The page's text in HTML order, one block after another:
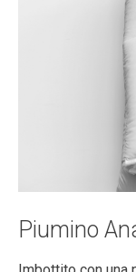
Piumino